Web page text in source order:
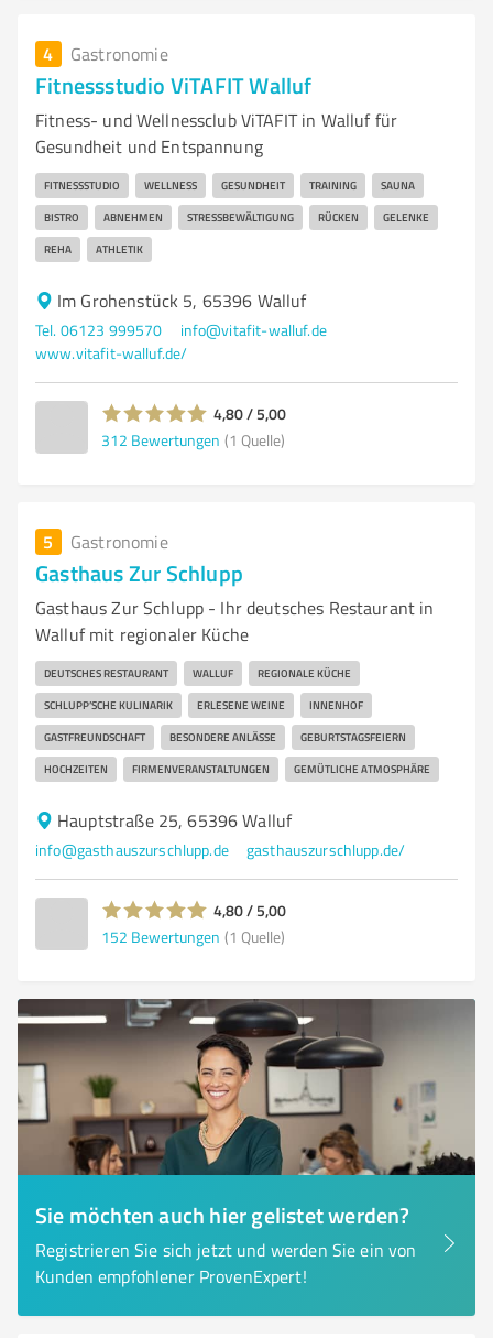
4 Gastronomie
Fitnessstudio ViTAFIT Walluf
Fitness- und Wellnessclub ViTAFIT in Walluf für
Gesundheit und Entspannung
FITNESSSTUDIO WELLNESS GESUNDHEIT TRAINING SAUNA
BISTRO ABNEHMEN STRESSBEWÄLTIGUNG RÜCKEN GELENKE
REHA ATHLETIK
Im Grohenstück 5, 65396 Walluf
Tel. 06123 999570
info@vitafit-walluf.de
www.vitafit-walluf.de/
4,80 / 5,00
312 Bewertungen (1 Quelle)
5 Gastronomie
Gasthaus Zur Schlupp
Gasthaus Zur Schlupp - Ihr deutsches Restaurant in
Walluf mit regionaler Küche
DEUTSCHES RESTAURANT WALLUF REGIONALE KÜCHE
SCHLUPP’SCHE KULINARIK ERLESENE WEINE INNENHOF
GASTFREUNDSCHAFT BESONDERE ANLÄSSE GEBURTSTAGSFEIERN
HOCHZEITEN FIRMENVERANSTALTUNGEN GEMÜTLICHE ATMOSPHÄRE
Hauptstraße 25, 65396 Walluf
info@gasthauszurschlupp.de gasthauszurschlupp.de/
4,80 / 5,00
152 Bewertungen (1 Quelle)
Sie möchten auch hier gelistet werden?
Registrieren Sie sich jetzt und werden Sie ein von
Kunden empfohlener ProvenExpert!